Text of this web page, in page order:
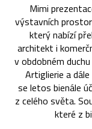
Mimi
výstavních
který nabízí
architekt i
v obdobném
Artiglierie a
se letos bienále
z celého světa.
které z